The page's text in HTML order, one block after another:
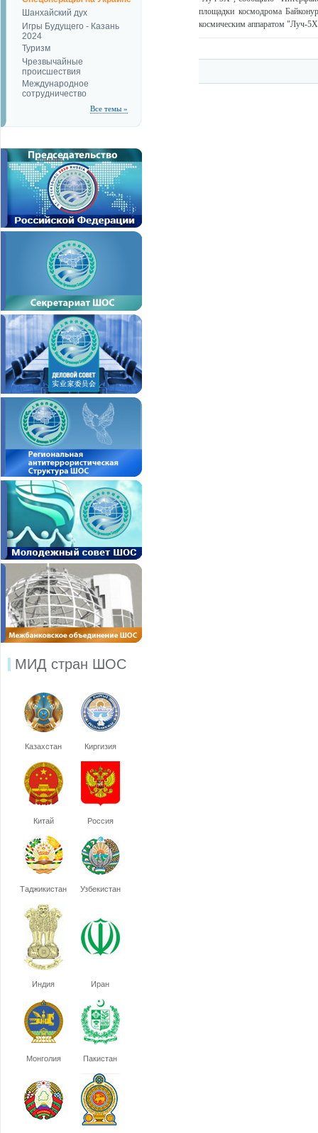
Шанхайский дух
Игры Будущего - Казань
2024
Туризм
Чрезвычайные
происшествия
Международное
сотрудничество
Все темы »
МИД стран ШОС
Казахстан Киргизия
Китай Россия
Таджикистан Узбекистан
Индия Иран
Монголия Пакистан
площадки космодрома
космическим аппаратом "Луч-